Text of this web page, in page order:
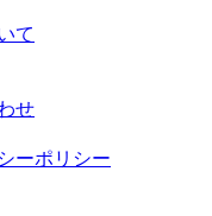
て
せ
ーポリシー